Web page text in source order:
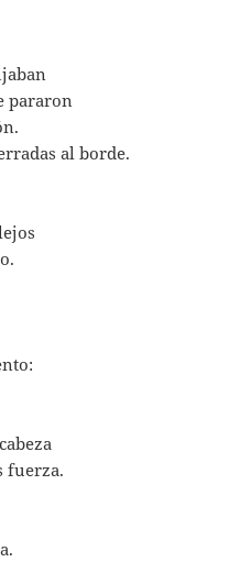
pararon
al borde.
fuerza.